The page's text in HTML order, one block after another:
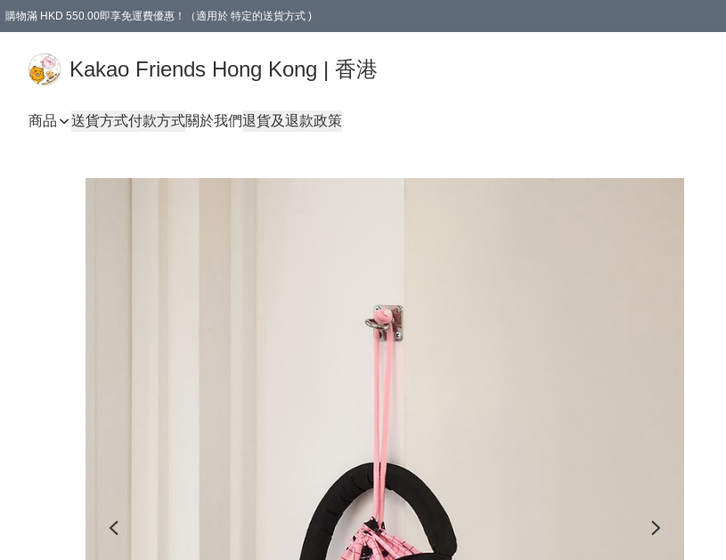
購物滿 HKD 550.00即享免運費優惠！（適用於 特定的送貨方式 )
Kakao Friends Hong Kong | 香港
商品 送貨方式付款方式關於我們退貨及退款政策